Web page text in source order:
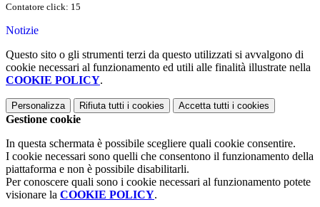
Contatore click: 15
Notizie
Questo sito o gli strumenti terzi da questo utilizzati si avvalgono di
cookie necessari al funzionamento ed utili alle finalità illustrate nella
COOKIE POLICY.
Personalizza Rifiuta tutti i cookies Accetta tutti i cookies
Gestione cookie
In questa schermata è possibile scegliere quali cookie consentire.
I cookie necessari sono quelli che consentono il funzionamento della
piattaforma e non è possibile disabilitarli.
Per conoscere quali sono i cookie necessari al funzionamento potete
visionare la COOKIE POLICY.